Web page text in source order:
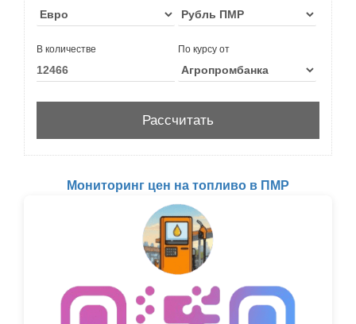
В количестве По курсу от
Мониторинг цен на топливо в ПМР